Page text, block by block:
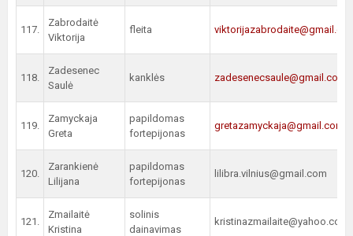
117.
Zabrodaitė
Viktorija
fleita
118.
Zadesenec
Saulė
kanklės zadesenecsaule@gmail.com
119.
Zamyckaja
Greta
papildomas
fortepijonas
gretazamyckaja@gmail.com
120.
Zarankienė
Lilijana
papildomas
fortepijonas
lilibra.vilnius@gmail.com
121.
Zmailaitė
Kristina
solinis
dainavimas
kristinazmailaite@yahoo.com